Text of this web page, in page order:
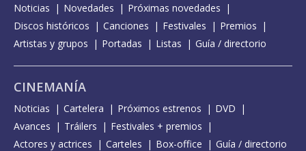
Noticias Novedades
Próximas novedades
Discos históricos
Canciones Festivales
Premios
Artistas y grupos
Portadas Listas Guía / directorio
CINEMANÍA
Noticias Cartelera Próximos estrenos
DVD
Avances
Tráilers
Festivales + premios
Actores y actrices
Carteles Box-office Guía / directorio